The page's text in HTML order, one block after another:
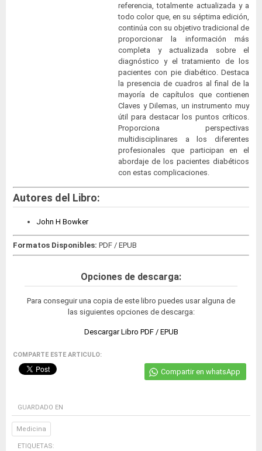
referencia, totalmente actualizada y a
todo color que, en su séptima edición,
continúa con su objetivo tradicional de
proporcionar la información más
completa y actualizada sobre el
diagnóstico y el tratamiento de los
pacientes con pie diabético. Destaca
la presencia de cuadros al final de la
mayoría de capítulos que contienen
Claves y Dilemas, un instrumento muy
útil para destacar los puntos críticos.
Proporciona perspectivas
multidisciplinares a los diferentes
profesionales que participan en el
abordaje de los pacientes diabéticos
con estas complicaciones.
Autores del Libro:
John H Bowker
Formatos Disponibles: PDF / EPUB
Opciones de descarga:
Para conseguir una copia de este libro puedes usar alguna de
las siguientes opciones de descarga:
Descargar Libro PDF / EPUB
COMPARTE ESTE ARTICULO:
Compartir en whatsApp
GUARDADO EN
Medicina
ETIQUETAS: